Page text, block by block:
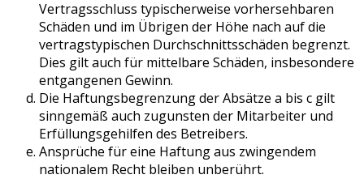
Vertragsschluss typischerweise vorhersehbaren
Schäden und im Übrigen der Höhe nach auf die
vertragstypischen Durchschnittsschäden begrenzt.
Dies gilt auch für mittelbare Schäden, insbesondere
entgangenen Gewinn.
Die Haftungsbegrenzung der Absätze a bis c gilt
sinngemäß auch zugunsten der Mitarbeiter und
Erfüllungsgehilfen des Betreibers.
Ansprüche für eine Haftung aus zwingendem
nationalem Recht bleiben unberührt.